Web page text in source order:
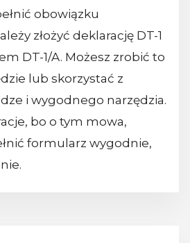
obowiązku
złożyć deklarację DT-1
DT-1/A. Możesz zrobić to
lub skorzystać z
i wygodnego narzędzia.
bo o tym mowa,
formularz wygodnie,